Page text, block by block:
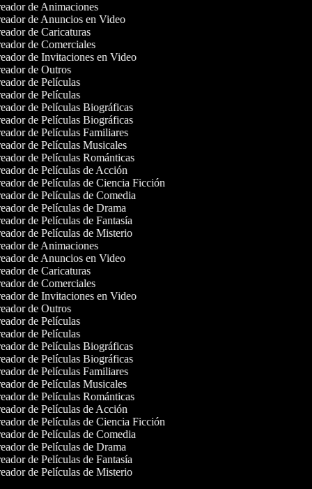
de Animaciones
de Anuncios en Video
de Caricaturas
de Comerciales
de Invitaciones en Video
de Outros
de Películas
de Películas
de Películas Biográficas
de Películas Biográficas
de Películas Familiares
de Películas Musicales
de Películas Románticas
de Películas de Acción
de Películas de Ciencia Ficción
de Películas de Comedia
de Películas de Drama
de Películas de Fantasía
de Películas de Misterio
de Animaciones
de Anuncios en Video
de Caricaturas
de Comerciales
de Invitaciones en Video
de Outros
de Películas
de Películas
de Películas Biográficas
de Películas Biográficas
de Películas Familiares
de Películas Musicales
de Películas Románticas
de Películas de Acción
de Películas de Ciencia Ficción
de Películas de Comedia
de Películas de Drama
de Películas de Fantasía
de Películas de Misterio